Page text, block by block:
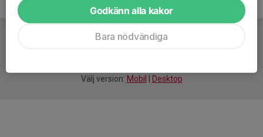
Välj version: Mobil Desktop
Godkänn alla kakor
Bara nödvändiga